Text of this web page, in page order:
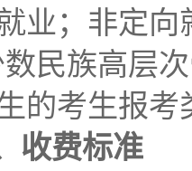
业；非定
民族高层
的考生报
收费标准